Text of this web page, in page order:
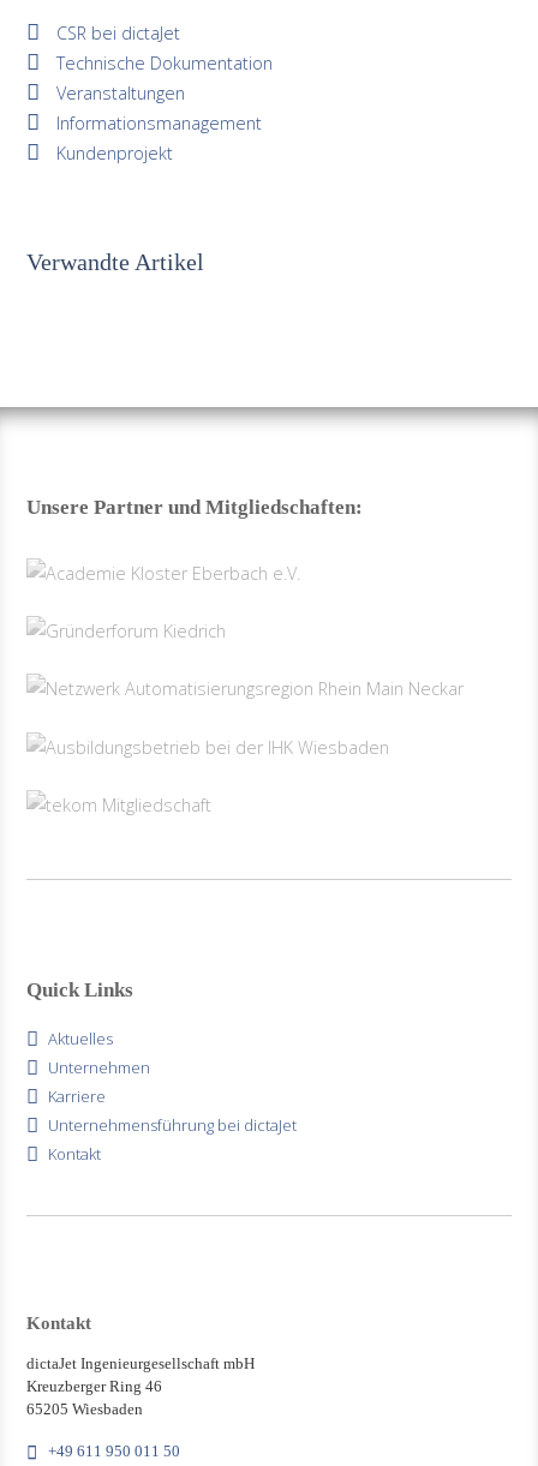
CSR bei dictaJet
Technische Dokumentation
Veranstaltungen
Informationsmanagement
Kundenprojekt
Verwandte Artikel
Unsere Partner und Mitgliedschaften:
Quick Links
Aktuelles
Unternehmen
Karriere
Unternehmensführung bei dictaJet
Kontakt
Kontakt
dictaJet Ingenieurgesellschaft mbH
Kreuzberger Ring 46
65205 Wiesbaden
+49 611 950 011 50